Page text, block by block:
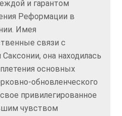
и гарантом
Реформации в
Имея
связи с
она находилась
основных
обновленческого
привилегированное
чувством